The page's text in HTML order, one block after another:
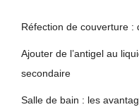
Réfection de couverture :
Ajouter de l’antigel au
secondaire
Salle de bain : les